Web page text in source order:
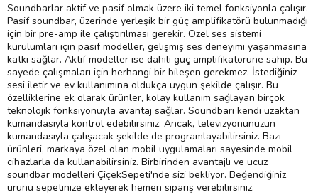
Soundbarlar aktif ve pasif olmak üzere iki temel fonksiyonla çalışır.
Pasif soundbar, üzerinde yerleşik bir güç amplifikatörü bulunmadığı
için bir pre-amp ile çalıştırılması gerekir. Özel ses sistemi
kurulumları için pasif modeller, gelişmiş ses deneyimi yaşanmasına
katkı sağlar. Aktif modeller ise dahili güç amplifikatörüne sahip. Bu
sayede çalışmaları için herhangi bir bileşen gerekmez. İstediğiniz
sesi iletir ve ev kullanımına oldukça uygun şekilde çalışır. Bu
özelliklerine ek olarak ürünler, kolay kullanım sağlayan birçok
teknolojik fonksiyonuyla avantaj sağlar. Soundbarı kendi uzaktan
kumandasıyla kontrol edebilirsiniz. Ancak, televizyonunuzun
kumandasıyla çalışacak şekilde de programlayabilirsiniz. Bazı
ürünleri, markaya özel olan mobil uygulamaları sayesinde mobil
cihazlarla da kullanabilirsiniz. Birbirinden avantajlı ve ucuz
soundbar modelleri ÇiçekSepeti'nde sizi bekliyor. Beğendiğiniz
ürünü sepetinize ekleyerek hemen sipariş verebilirsiniz.